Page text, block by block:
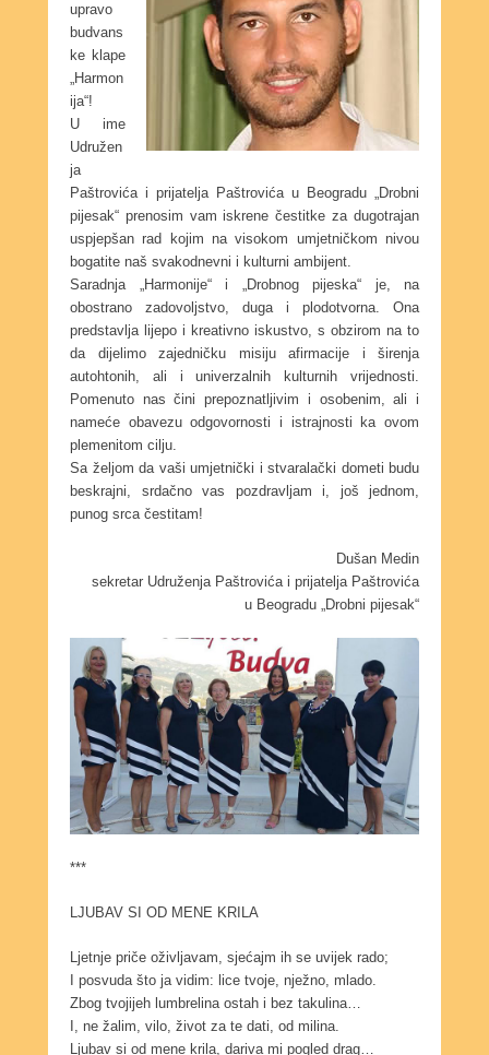
upravo
budvans
ke klape
„Harmon
ija“!
U ime
Udružen
ja
Paštrovića i prijatelja Paštrovića u Beogradu „Drobni
pijesak“ prenosim vam iskrene čestitke za dugotrajan
uspjepšan rad kojim na visokom umjetničkom nivou
bogatite naš svakodnevni i kulturni ambijent.
Saradnja „Harmonije“ i „Drobnog pijeska“ je, na
obostrano zadovoljstvo, duga i plodotvorna. Ona
predstavlja lijepo i kreativno iskustvo, s obzirom na to
da dijelimo zajedničku misiju afirmacije i širenja
autohtonih, ali i univerzalnih kulturnih vrijednosti.
Pomenuto nas čini prepoznatljivim i osobenim, ali i
nameće obavezu odgovornosti i istrajnosti ka ovom
plemenitom cilju.
Sa željom da vaši umjetnički i stvaralački dometi budu
beskrajni, srdačno vas pozdravljam i, još jednom,
punog srca čestitam!
Dušan Medin
sekretar Udruženja Paštrovića i prijatelja Paštrovića
u Beogradu „Drobni pijesak“
***
LJUBAV SI OD MENE KRILA
Ljetnje priče oživljavam, sjećajm ih se uvijek rado;
I posvuda što ja vidim: lice tvoje, nježno, mlado.
Zbog tvojijeh lumbrelina ostah i bez takulina…
I, ne žalim, vilo, život za te dati, od milina.
Ljubav si od mene krila, dariva mi pogled drag…